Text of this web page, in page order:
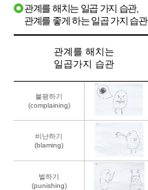
관계를 해치는 일곱 가지 습관,
관계를 좋게 하는 일곱 가지 습관
관계를 해치는
일곱가지 습관
불평하기
(complaining)
비난하기
(blaming)
벌하기
(punishing)